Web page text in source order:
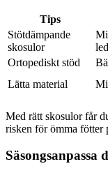
Tips
Stötdämpande
skosulor
Ortopediskt stöd
Lätta material
Med rätt skosulor får
risken för ömma fötter